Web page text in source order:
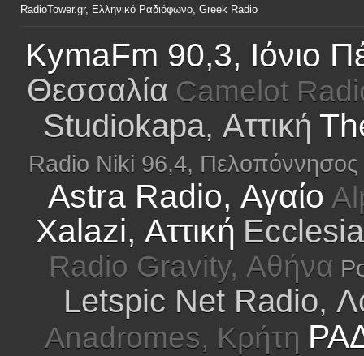
RadioTower.gr, Ελληνικό Ραδιόφωνο, Greek Radio
KymaFm 90,3, Ιόνιο
Θεσσαλία Camelot
Studiokapa, Αττική
Radio Niki 96,4, Πελοπόννησος
Astra Radio, Αγαίο
Xalazi, Αττική
Radio Gravity, Αθήνα
Letspic Net Radio,
Anadromes, Κρήτη